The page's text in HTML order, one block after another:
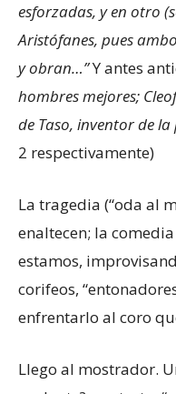
esforzadas, y en otro
Aristófanes, pues
y obran…”Y antes
hombres mejores;
de Taso, inventor de
2 respectivamente)
La tragedia (“oda al
enaltecen; la
estamos,
corifeos,
enfrentarlo al coro
Llego al mostrador.